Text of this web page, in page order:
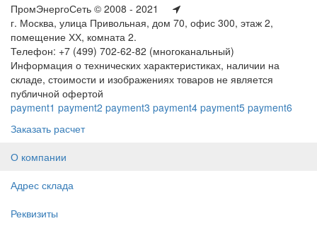
ПромЭнергоСеть © 2008 - 2021
г. Москва, улица Привольная, дом 70, офис 300, этаж 2,
помещение ХХ, комната 2.
Телефон: +7 (499) 702-62-82 (многоканальный)
Информация о технических характеристиках, наличии на
складе, стоимости и изображениях товаров не является
публичной офертой
payment1 payment2 payment3 payment4 payment5 payment6
Заказать расчет
О компании
Адрес склада
Реквизиты